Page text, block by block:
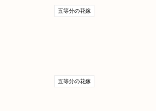
五等分の花嫁
五等分の花嫁